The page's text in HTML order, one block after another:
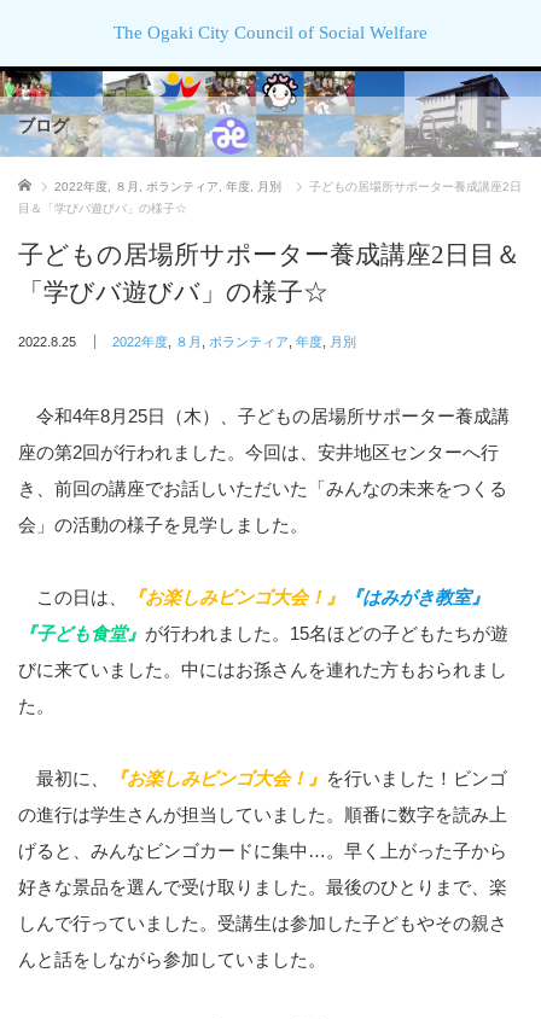
The Ogaki City Council of Social Welfare
ブログ
ホーム 2022年度 ８月 ボランティア 年度 月別
子どもの居場所サポーター養成講座2日
目＆「学びバ遊びバ」の様子☆
子どもの居場所サポーター養成講座2日目＆
「学びバ遊びバ」の様子☆
2022.8.25 2022年度 ８月 ボランティア 年度 月別
令和4年8月25日（木）、子どもの居場所サポーター養成講
座の第2回が行われました。今回は、安井地区センターへ行
き、前回の講座でお話しいただいた「みんなの未来をつくる
会」の活動の様子を見学しました。
この日は、 『お楽しみビンゴ大会！』
『はみがき教室』
『子ども食堂』 が行われました。15名ほどの子どもたちが遊
びに来ていました。中にはお孫さんを連れた方もおられまし
た。
最初に、 『お楽しみビンゴ大会！』 を行いました！ビンゴ
の進行は学生さんが担当していました。順番に数字を読み上
げると、みんなビンゴカードに集中…。早く上がった子から
好きな景品を選んで受け取りました。最後のひとりまで、楽
しんで行っていました。受講生は参加した子どもやその親さ
んと話をしながら参加していました。